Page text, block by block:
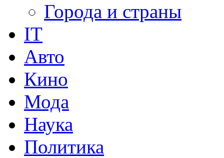
Города и страны
IT
Авто
Кино
Мода
Наука
Политика